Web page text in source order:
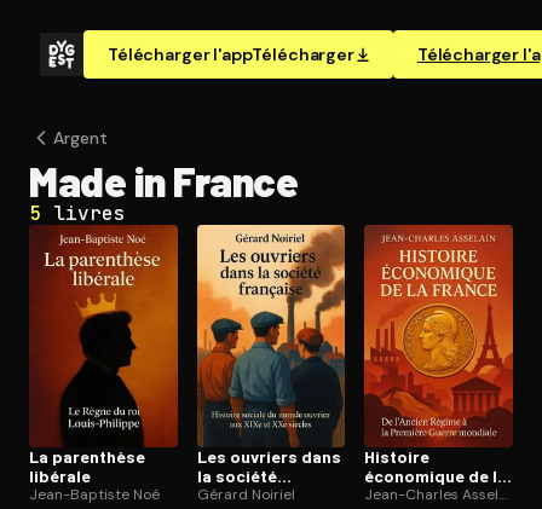
Télécharger l'appTélécharger Télécharger
Argent
Made in France
5 livres
La parenthèse
libérale
Jean-Baptiste Noé
Les ouvriers dans
la société
française
Gérard Noiriel
Histoire
économique de la
France (t.1)
Jean-Charles Asselain